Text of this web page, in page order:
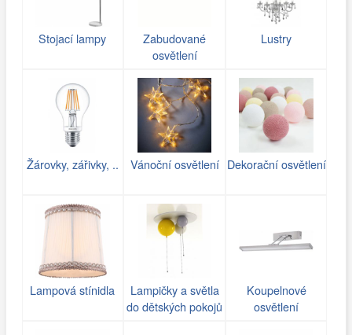
Stojací lampy
Zabudované
osvětlení
Lustry
Žárovky, zářivky, .. Vánoční osvětlení Dekorační osvětlení
Lampová stínidla
Lampičky a světla
do dětských pokojů
Koupelnové
osvětlení